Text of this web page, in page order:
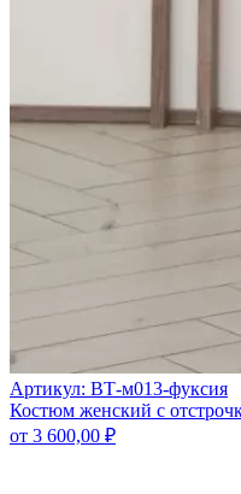
Артикул: ВТ-м013-фуксия
Костюм женский с
от 3 600,00 ₽